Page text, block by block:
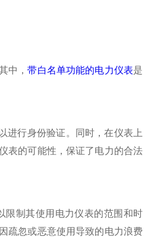
中，带白名单功能的电力仪表是
行身份验证。同时，在仪表上
表的可能性，保证了电力的合法
制其使用电力仪表的范围和时
疏忽或恶意使用导致的电力浪费